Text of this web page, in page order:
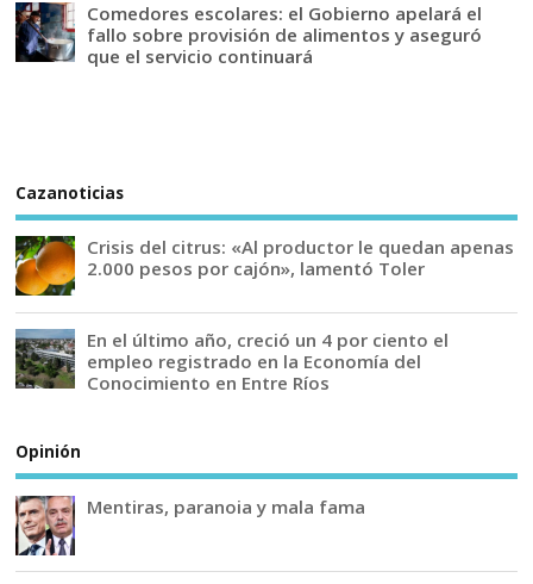
Comedores escolares: el Gobierno apelará el
fallo sobre provisión de alimentos y aseguró
que el servicio continuará
Cazanoticias
Crisis del citrus: «Al productor le quedan apenas
2.000 pesos por cajón», lamentó Toler
En el último año, creció un 4 por ciento el
empleo registrado en la Economía del
Conocimiento en Entre Ríos
Opinión
Mentiras, paranoia y mala fama